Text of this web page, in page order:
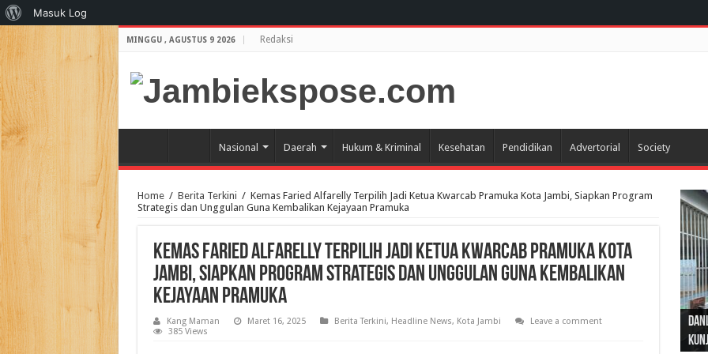
MINGGU , AGUSTUS 9 2026 Redaksi
Nasional Daerah Hukum & Kriminal Kesehatan Pendidikan Advertorial Society
Home / Berita Terkini / Kemas Faried Alfarelly Terpilih Jadi Ketua Kwarcab Pramuka Kota Jambi, Siapkan Program
Strategis dan Unggulan Guna Kembalikan Kejayaan Pramuka
Kemas Faried Alfarelly Terpilih Jadi Ketua Kwarcab Pramuka Kota
Jambi, Siapkan Program Strategis dan Unggulan Guna Kembalikan
Kejayaan Pramuka
Kang Maman Maret 16, 2025 Berita Terkini, Headline News, Kota Jambi
Leave a comment
385 Views
Tentang
WordPress
Masuk Log